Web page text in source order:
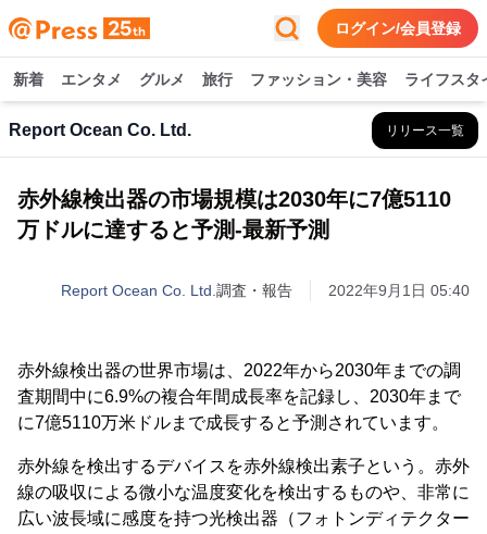
ログイン/会員登録
新着 エンタメ グルメ 旅行 ファッション・美容 ライフスタ
Report Ocean Co. Ltd. リリース一覧
赤外線検出器の市場規模は2030年に7億5110
万ドルに達すると予測-最新予測
Report Ocean Co. Ltd. 調査・報告 2022年9月1日 05:40
赤外線検出器の世界市場は、2022年から2030年までの調
査期間中に6.9%の複合年間成長率を記録し、2030年まで
に7億5110万米ドルまで成長すると予測されています。
赤外線を検出するデバイスを赤外線検出素子という。赤外
線の吸収による微小な温度変化を検出するものや、非常に
広い波長域に感度を持つ光検出器（フォトンディテクター